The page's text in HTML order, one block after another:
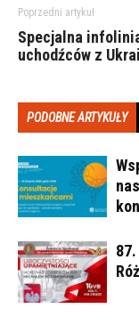
Poprzedni artykuł
Specjalna
uchodźców z
PODOBNE ARTYKUŁY